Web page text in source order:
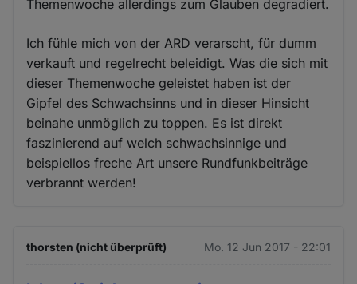
Themenwoche allerdings zum Glauben degradiert.
Ich fühle mich von der ARD verarscht, für dumm
verkauft und regelrecht beleidigt. Was die sich mit
dieser Themenwoche geleistet haben ist der
Gipfel des Schwachsinns und in dieser Hinsicht
beinahe unmöglich zu toppen. Es ist direkt
faszinierend auf welch schwachsinnige und
beispiellos freche Art unsere Rundfunkbeiträge
verbrannt werden!
thorsten (nicht überprüft) Mo. 12 Jun 2017 - 22:01